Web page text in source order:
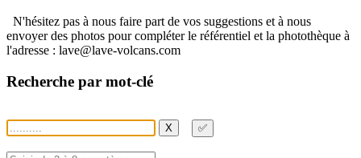
N'hésitez pas à nous faire part de vos suggestions et à nous
envoyer des photos pour compléter le référentiel et la photothèque à
l'adresse : lave@lave-volcans.com
Recherche par mot-clé
X ✅